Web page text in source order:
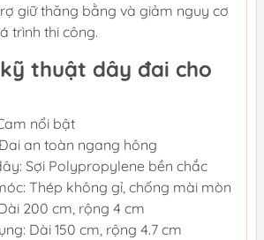
giữ thăng bằng và giảm nguy cơ
trình thi công.
thuật dây đai cho
nổi bật
an toàn ngang hông
Sợi Polypropylene bền chắc
Thép không gỉ, chống mài mòn
200 cm, rộng 4 cm
Dài 150 cm, rộng 4.7 cm